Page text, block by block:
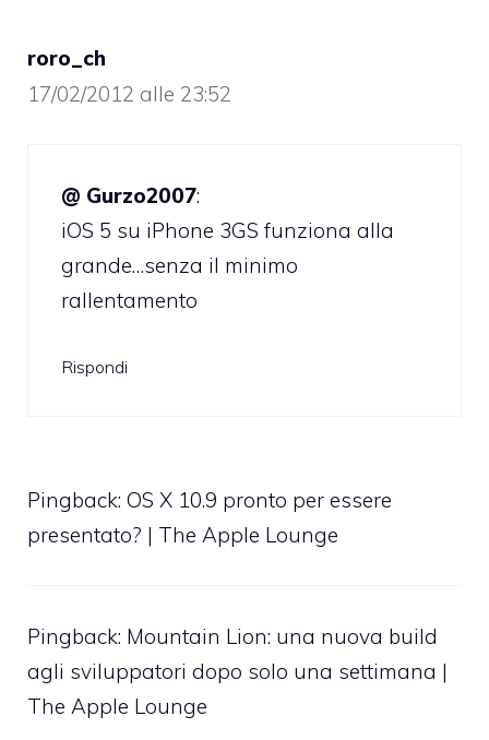
roro_ch
17/02/2012 alle 23:52
@ Gurzo2007:
iOS 5 su iPhone 3GS funziona alla
grande…senza il minimo
rallentamento
Rispondi
Pingback: OS X 10.9 pronto per essere
presentato? | The Apple Lounge
Pingback: Mountain Lion: una nuova build
agli sviluppatori dopo solo una settimana |
The Apple Lounge